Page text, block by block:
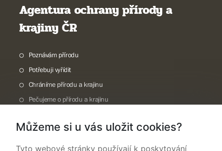
Agentura ochrany přírody a
krajiny ČR
Poznávám přírodu
Potřebuji vyřídit
Chráníme přírodu a krajinu
Pečujeme o přírodu a krajinu
O nás
Můžeme si u vás uložit cookies?
Tyto webové stránky používají k poskytování